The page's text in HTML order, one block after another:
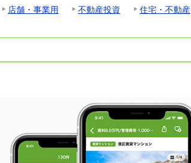
店舗・事業用 不動産投資
住宅・不動産